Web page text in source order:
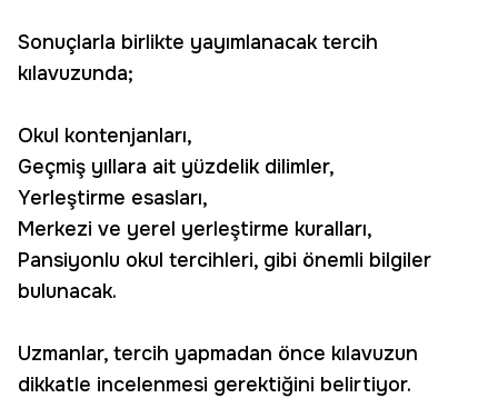
Sonuçlarla birlikte yayımlanacak tercih
kılavuzunda;
Okul kontenjanları,
Geçmiş yıllara ait yüzdelik dilimler,
Yerleştirme esasları,
Merkezi ve yerel yerleştirme kuralları,
Pansiyonlu okul tercihleri, gibi önemli bilgiler
bulunacak.
Uzmanlar, tercih yapmadan önce kılavuzun
dikkatle incelenmesi gerektiğini belirtiyor.